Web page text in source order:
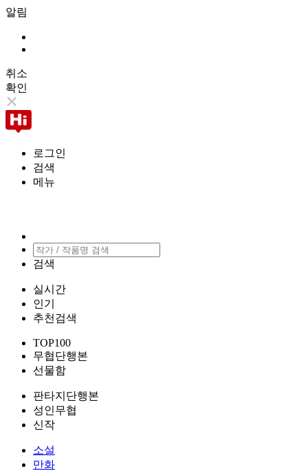
알림
취소
확인
로그인
검색
메뉴
검색
실시간
인기
추천검색
TOP100
무협단행본
선물함
판타지단행본
성인무협
신작
소설
만화